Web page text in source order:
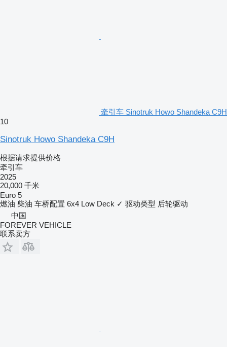
牵引车 Sinotruk Howo Shandeka C9H
10
Sinotruk Howo Shandeka C9H
根据请求提供价格
牵引车
2025
20,000 千米
Euro 5
燃油 柴油 车桥配置 6x4 Low Deck ✓ 驱动类型 后轮驱动
中国
FOREVER VEHICLE
联系卖方